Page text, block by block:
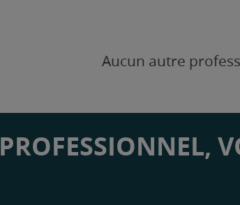
Aucun autre
PROFESSIONNEL,